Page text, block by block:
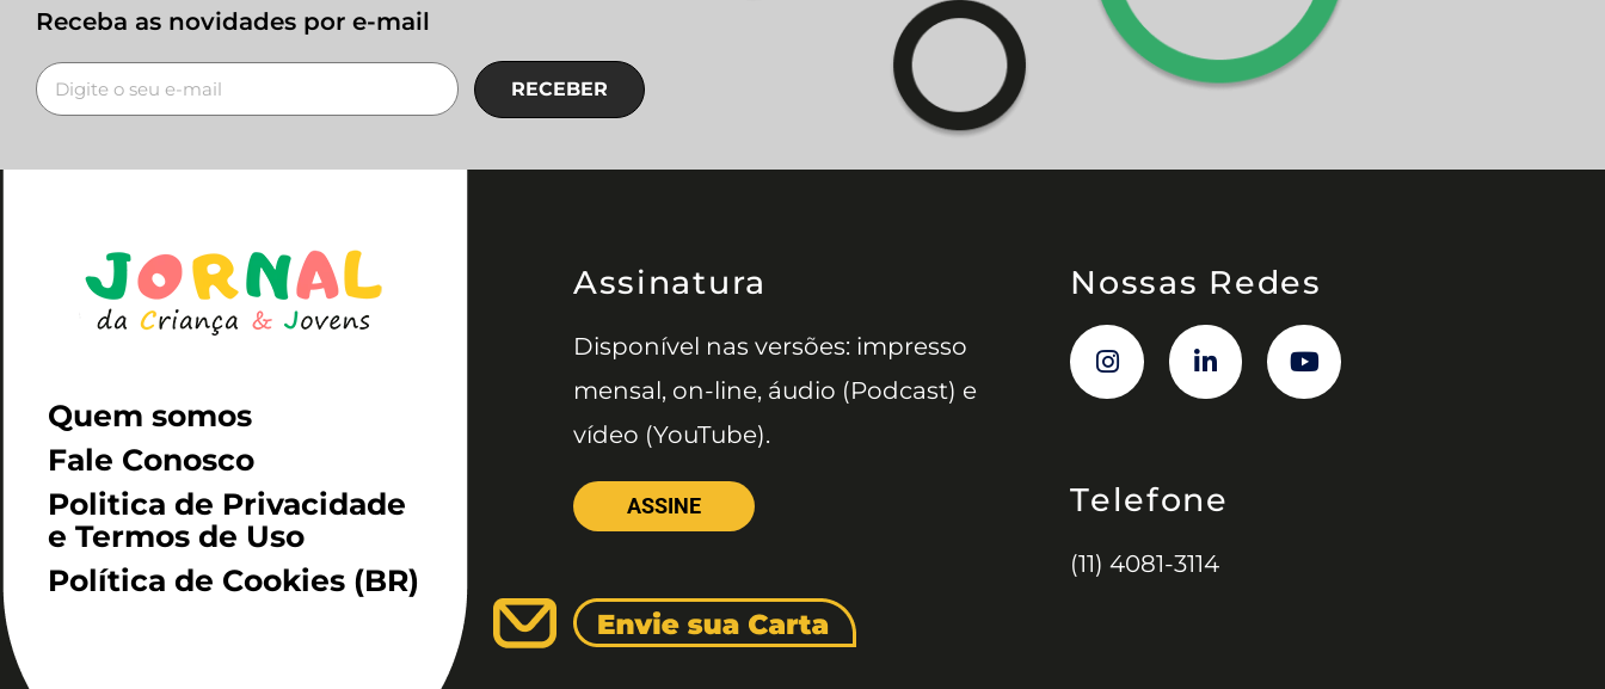
Receba as novidades por e-mail
RECEBER
Quem somos
Fale Conosco
Politica de Privacidade
e Termos de Uso
Política de Cookies (BR)
Assinatura
Disponível nas versões: impresso
mensal, on-line, áudio (Podcast) e
vídeo (YouTube).
ASSINE
Nossas Redes
Telefone
(11) 4081-3114